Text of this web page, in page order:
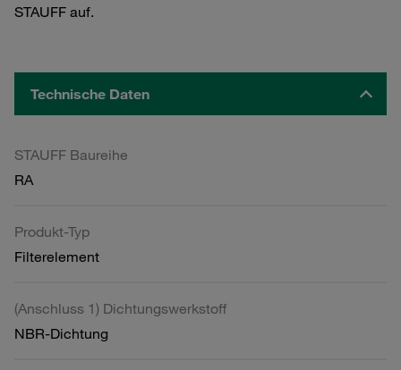
STAUFF auf.
Technische Daten
STAUFF Baureihe
RA
Produkt-Typ
Filterelement
(Anschluss 1) Dichtungswerkstoff
NBR-Dichtung